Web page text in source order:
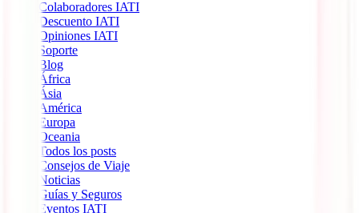
Colaboradores IATI
Descuento IATI
Opiniones IATI
Soporte
Blog
África
Ásia
América
Europa
Oceania
Todos los posts
Consejos de Viaje
Noticias
Guías y Seguros
Eventos IATI